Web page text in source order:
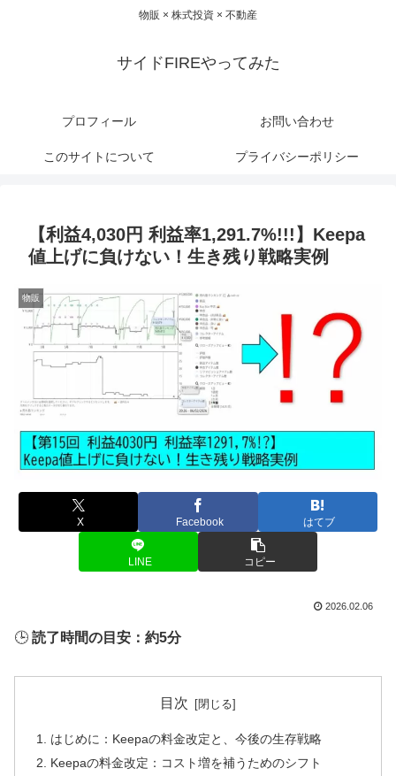
物販 × 株式投資 × 不動産
サイドFIREやってみた
プロフィール お問い合わせ
このサイトについて プライバシーポリシー
【利益4,030円 利益率1,291.7%!!!】Keepa
値上げに負けない！生き残り戦略実例
物販
X Facebook はてブ
LINE コピー
2026.02.06
🕒 読了時間の目安：約5分
目次
はじめに：Keepaの料金改定と、今後の生存戦略
Keepaの料金改定：コスト増を補うためのシフト